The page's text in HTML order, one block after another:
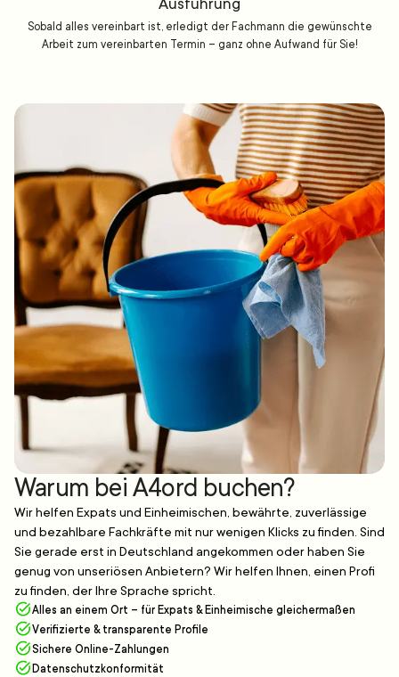
Ausführung
Sobald alles vereinbart ist, erledigt der Fachmann die gewünschte
Arbeit zum vereinbarten Termin – ganz ohne Aufwand für Sie!
Warum bei A4ord buchen?
Wir helfen Expats und Einheimischen, bewährte, zuverlässige
und bezahlbare Fachkräfte mit nur wenigen Klicks zu finden. Sind
Sie gerade erst in Deutschland angekommen oder haben Sie
genug von unseriösen Anbietern? Wir helfen Ihnen, einen Profi
zu finden, der Ihre Sprache spricht.
Alles an einem Ort – für Expats & Einheimische gleichermaßen
Verifizierte & transparente Profile
Sichere Online-Zahlungen
Datenschutzkonformität